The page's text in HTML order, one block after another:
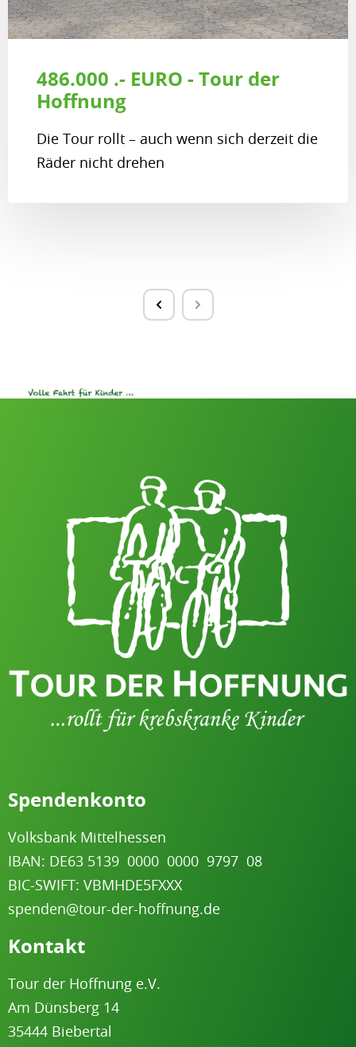
486.000 .- EURO - Tour der
Hoffnung
Die Tour rollt – auch wenn sich derzeit die
Räder nicht drehen
Spendenkonto
Volksbank Mittelhessen
IBAN: DE63 5139 0000 0000 9797 08
BIC-SWIFT: VBMHDE5FXXX
spenden@tour-der-hoffnung.de
Kontakt
Tour der Hoffnung e.V.
Am Dünsberg 14
35444 Biebertal